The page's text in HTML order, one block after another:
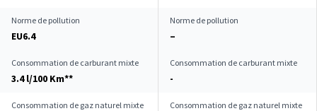
Norme de pollution
EU6.4
Norme de pollution
–
Consommation de carburant mixte
3.4 l/100 Km**
Consommation de carburant mixte
-
Consommation de gaz naturel mixte Consommation de gaz naturel mixte